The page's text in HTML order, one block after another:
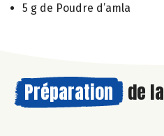
5 g de Poudre d’amla
Préparation de la